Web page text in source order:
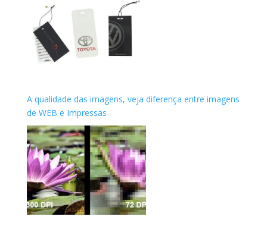
A qualidade das imagens, veja diferença entre imagens
de WEB e Impressas